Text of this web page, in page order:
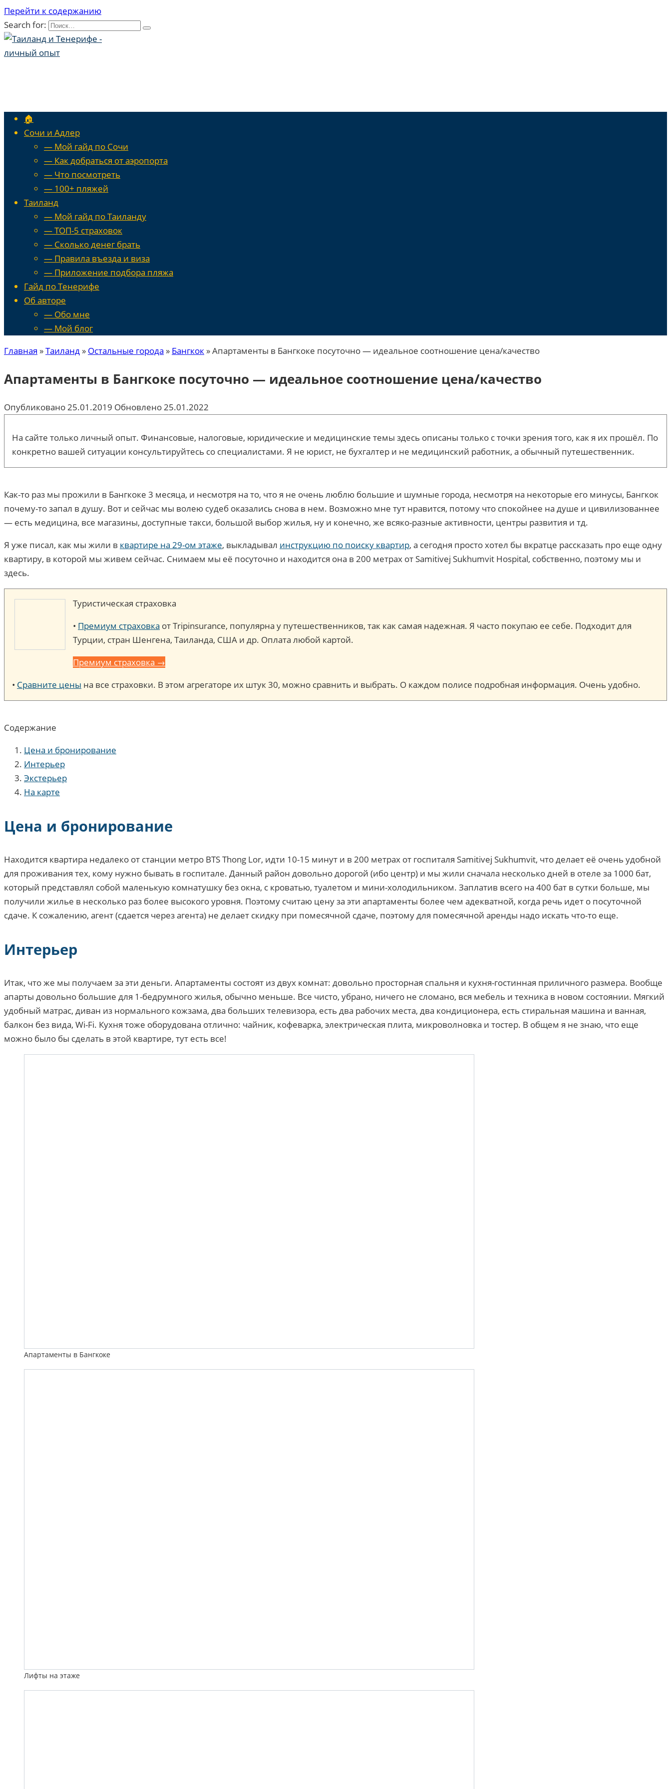
Перейти к содержанию
Search for:
🏠
Сочи и Адлер
— Мой гайд по Сочи
— Как добраться от аэропорта
— Что посмотреть
— 100+ пляжей
Таиланд
— Мой гайд по Таиланду
— ТОП-5 страховок
— Сколько денег брать
— Правила въезда и виза
— Приложение подбора пляжа
Гайд по Тенерифе
Об авторе
— Обо мне
— Мой блог
Главная »Таиланд » Остальные города » Бангкок »Апартаменты в Бангкоке посуточно — идеальное соотношение цена/качество
Апартаменты в Бангкоке посуточно — идеальное соотношение цена/качество
Опубликовано25.01.2019 Обновлено25.01.2022
На сайте только личный опыт. Финансовые, налоговые, юридические и медицинские темы здесь описаны только с точки зрения того, как я их прошёл. По
конкретно вашей ситуации консультируйтесь со специалистами. Я не юрист, не бухгалтер и не медицинский работник, а обычный путешественник.
Как-то раз мы прожили в Бангкоке 3 месяца, и несмотря на то, что я не очень люблю большие и шумные города, несмотря на некоторые его минусы, Бангкок
почему-то запал в душу. Вот и сейчас мы волею судеб оказались снова в нем. Возможно мне тут нравится, потому что спокойнее на душе и цивилизованнее
— есть медицина, все магазины, доступные такси, большой выбор жилья, ну и конечно, же всяко-разные активности, центры развития и тд.
Я уже писал, как мы жили в квартире на 29-ом этаже, выкладывал инструкцию по поиску квартир, а сегодня просто хотел бы вкратце рассказать про еще одну
квартиру, в которой мы живем сейчас. Снимаем мы её посуточно и находится она в 200 метрах от Samitivej Sukhumvit Hospital, собственно, поэтому мы и
здесь.
Туристическая страховка
• Премиум страховка от Tripinsurance, популярна у путешественников, так как самая надежная. Я часто покупаю ее себе. Подходит для
Турции, стран Шенгена, Таиланда, США и др. Оплата любой картой.
Премиум страховка →
• Сравните цены на все страховки. В этом агрегаторе их штук 30, можно сравнить и выбрать. О каждом полисе подробная информация. Очень удобно.
Содержание
Цена и бронирование
Интерьер
Экстерьер
На карте
Цена и бронирование
Находится квартира недалеко от станции метро BTS Thong Lor, идти 10-15 минут и в 200 метрах от госпиталя Samitivej Sukhumvit, что делает её очень удобной
для проживания тех, кому нужно бывать в госпитале. Данный район довольно дорогой (ибо центр) и мы жили сначала несколько дней в отеле за 1000 бат,
который представлял собой маленькую комнатушку без окна, с кроватью, туалетом и мини-холодильником. Заплатив всего на 400 бат в сутки больше, мы
получили жилье в несколько раз более высокого уровня. Поэтому считаю цену за эти апартаменты более чем адекватной, когда речь идет о посуточной
сдаче. К сожалению, агент (сдается через агента) не делает скидку при помесячной сдаче, поэтому для помесячной аренды надо искать что-то еще.
Интерьер
Итак, что же мы получаем за эти деньги. Апартаменты состоят из двух комнат: довольно просторная спальня и кухня-гостинная приличного размера. Вообще
апарты довольно большие для 1-бедрумного жилья, обычно меньше. Все чисто, убрано, ничего не сломано, вся мебель и техника в новом состоянии. Мягкий
удобный матрас, диван из нормального кожзама, два больших телевизора, есть два рабочих места, два кондиционера, есть стиральная машина и ванная,
балкон без вида, Wi-Fi. Кухня тоже оборудована отлично: чайник, кофеварка, электрическая плита, микроволновка и тостер. В общем я не знаю, что еще
можно было бы сделать в этой квартире, тут есть все!
Апартаменты в Бангкоке
Лифты на этаже